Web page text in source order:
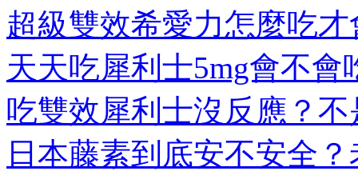
超級雙效希愛力怎麼吃
天天吃犀利士5mg會不會
吃雙效犀利士沒反應？
日本藤素到底安不安全